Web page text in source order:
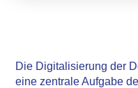
Die Digitalisierung der
eine zentrale Aufgabe